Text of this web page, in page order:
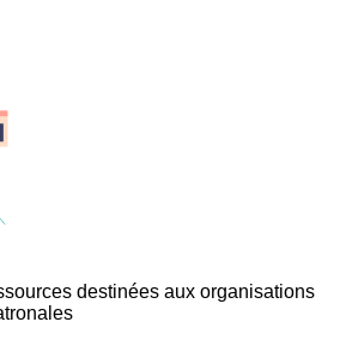
destinées aux organisations